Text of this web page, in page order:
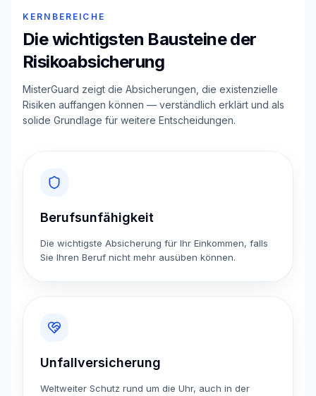
KERNBEREICHE
Die wichtigsten Bausteine der
Risikoabsicherung
MisterGuard zeigt die Absicherungen, die existenzielle
Risiken auffangen können — verständlich erklärt und als
solide Grundlage für weitere Entscheidungen.
Berufsunfähigkeit
Die wichtigste Absicherung für Ihr Einkommen, falls
Sie Ihren Beruf nicht mehr ausüben können.
Unfallversicherung
Weltweiter Schutz rund um die Uhr, auch in der